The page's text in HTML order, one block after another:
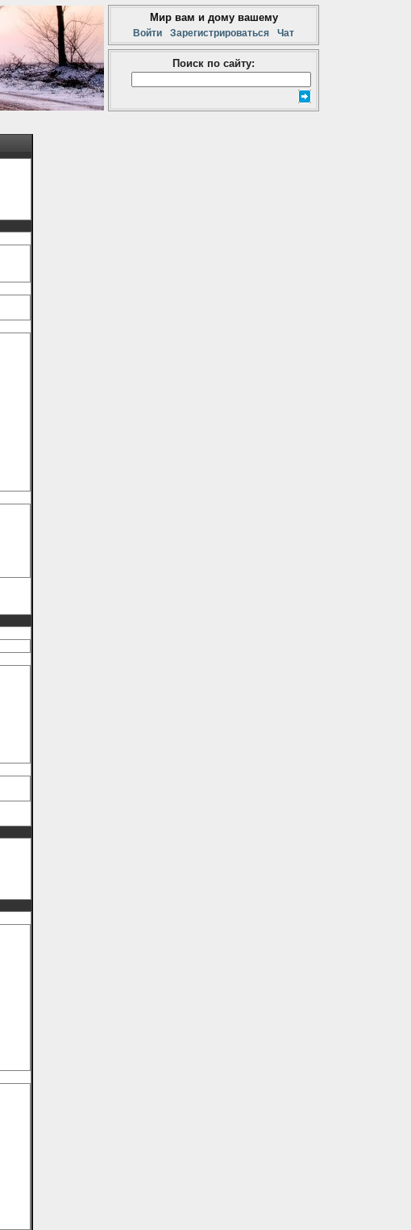
Мир вам и дому вашему
Войти Зарегистрироваться Чат
Поиск по сайту: